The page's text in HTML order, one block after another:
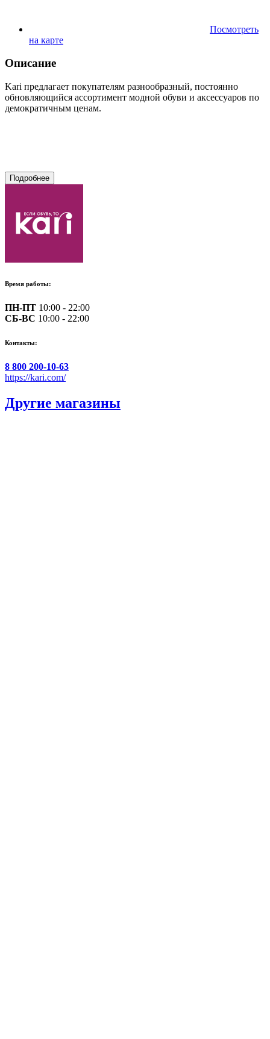
Посмотреть
на карте
Описание
Kari предлагает покупателям разнообразный, постоянно
обновляющийся ассортимент модной обуви и аксессуаров по
демократичным ценам.
Подробнее
Время работы:
ПН-ПТ 10:00 - 22:00
СБ-ВС 10:00 - 22:00
Контакты:
8 800 200-10-63
https://kari.com/
Другие магазины